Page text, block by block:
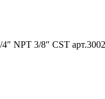
NPT 3/8″ CST